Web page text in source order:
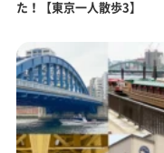
た！【東京一人散歩3】